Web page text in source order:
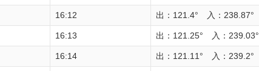
16:12 出：121.4° 入：238.87°
16:13 出：121.25° 入：239.03°
16:14 出：121.11° 入：239.2°